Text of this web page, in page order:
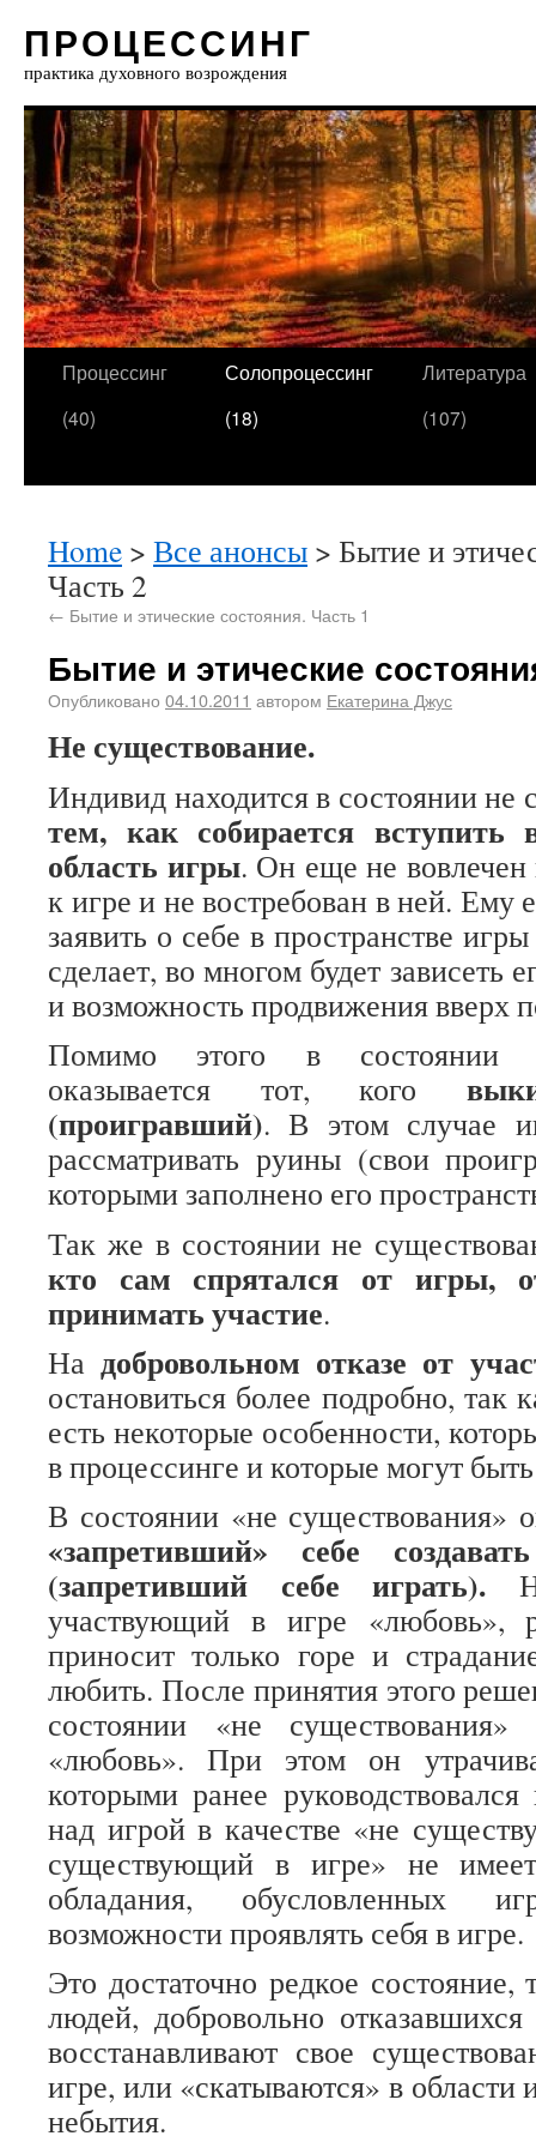
ПРОЦЕССИНГ
практика духовного возрождения
Процессинг
(40)
Солопроцессинг
(18)
Литература
(107)
Home > Все анонсы > Бытие и
Часть 2
← Бытие и этические состояния. Часть 1
Бытие и этические
Опубликовано 04.10.2011 автором Екатерина Джус
Не существование.
Индивид находится в состоянии не
тем, как собирается
область игры. Он еще не вовлечен
к игре и не востребован в ней. Ему
заявить о себе в пространстве
сделает, во многом будет зависеть
и возможность продвижения вверх
Помимо этого в состоянии
оказывается тот, кого
(проигравший). В этом случае
рассматривать руины (свои
которыми заполнено его
Так же в состоянии не
кто сам спрятался от игры,
принимать участие.
Надобровольном отказе от
остановиться более подробно, так
есть некоторые особенности,
в процессинге и которые могут
В состоянии «не существования»
«запретивший» себе
(запретивший себе играть).
участвующий в игре «любовь»,
приносит только горе и
любить. После принятия этого
состоянии «не существования»
«любовь». При этом он
которыми ранее
над игрой в качестве «не
существующий в игре» не
обладания, обусловленных
возможности проявлять себя в игре.
Это достаточно редкое
людей, добровольно
восстанавливают свое
игре, или «скатываются» в
небытия.